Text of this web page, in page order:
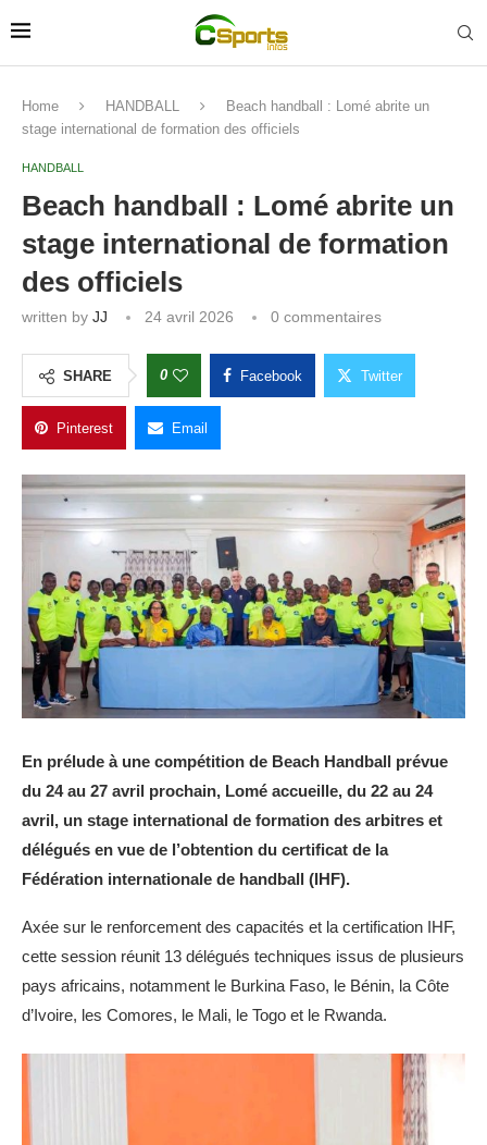
Home HANDBALL
Beach handball : Lomé abrite un
stage international de formation des officiels
HANDBALL
Beach handball : Lomé abrite un
stage international de formation
des officiels
written by JJ 24 avril 2026 0 commentaires
SHARE 0 Facebook Twitter
Pinterest Email
En prélude à une compétition de Beach Handball prévue
du 24 au 27 avril prochain, Lomé accueille, du 22 au 24
avril, un stage international de formation des arbitres et
délégués en vue de l’obtention du certificat de la
Fédération internationale de handball (IHF).
Axée sur le renforcement des capacités et la certification IHF,
cette session réunit 13 délégués techniques issus de plusieurs
pays africains, notamment le Burkina Faso, le Bénin, la Côte
d’Ivoire, les Comores, le Mali, le Togo et le Rwanda.